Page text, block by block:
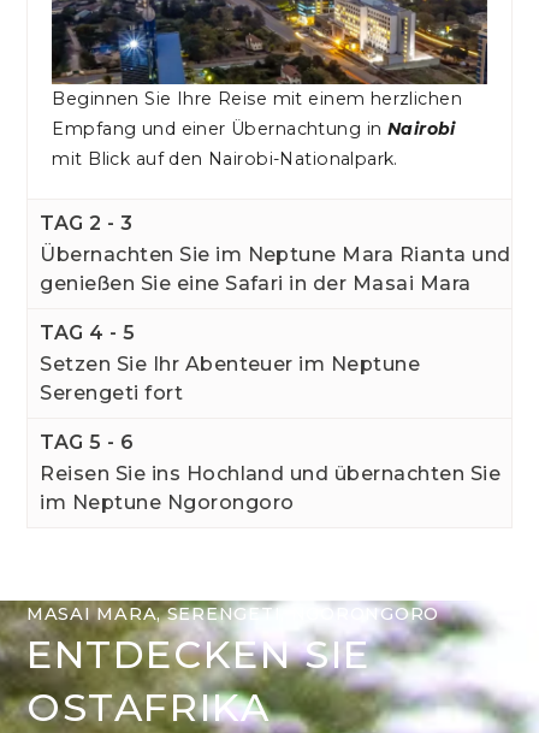
Beginnen Sie Ihre Reise mit einem herzlichen
Empfang und einer Übernachtung in Nairobi
mit Blick auf den Nairobi-Nationalpark.
TAG 2 - 3
Übernachten Sie im Neptune Mara Rianta und
genießen Sie eine Safari in der Masai Mara
TAG 4 - 5
Setzen Sie Ihr Abenteuer im Neptune
Serengeti fort
TAG 5 - 6
Reisen Sie ins Hochland und übernachten Sie
im Neptune Ngorongoro
MASAI MARA, SERENGETI, NGORONGORO
ENTDECKEN SIE
OSTAFRIKA